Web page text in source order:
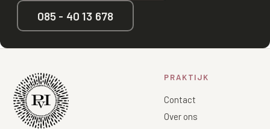
085 - 40 13 678
PRAKTIJK
Contact
Over ons